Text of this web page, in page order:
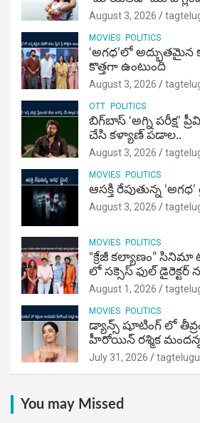
August 3, 2026
MOVIES POLITICS
‘అగధ’లో అద్భుతమైన
కొత్తగా ఉంటుంది
August 3, 2026
OTT POLITICS
బిగ్‌బాస్ ‘అగ్ని ప‌రీక్ష‌’
చేసి కళ్యాణ్ పడాల..
August 3, 2026
MOVIES POLITICS
ఆసక్తి రేపుతున్న
August 3, 2026
MOVIES POLITICS
“క్రేజీ కల్యాణం”
లో సక్సెస్ ఫుల్ డైరెక్టర్
August 1, 2026
MOVIES POLITICS
డ్యాన్స్ షూటింగ్ లో
హీరోయిన్ రశ్మిక
July 31, 2026
You may Missed